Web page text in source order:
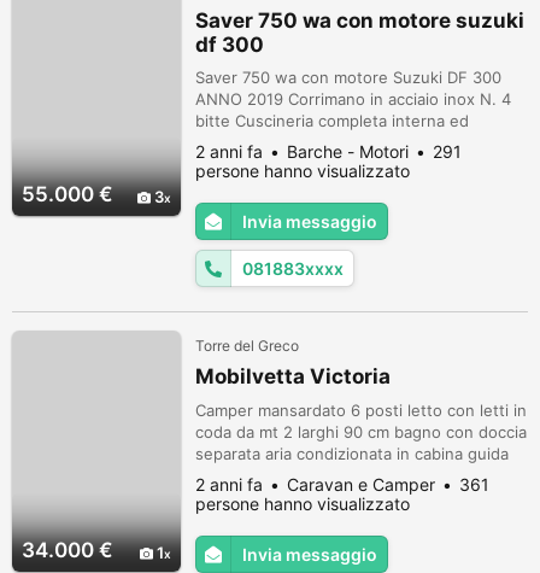
55.000 € 3
Saver 750 wa con motore suzuki
df 300
Saver 750 wa con motore Suzuki DF 300
ANNO 2019 Corrimano in acciaio inox N. 4
bitte Cuscineria completa interna ed
esterna Volante Pannello elettrico con
interruttori e fusibili separati Musone di
prua Parabrezza N. 3 anelli alaggio N. 2
tasche laterali portaoggetti Sedile guida a 2
postazioni abbattibile con pavone
sottostante Lavandino sotto sedile guida ...
2 anni fa Barche - Motori
291
persone hanno visualizzato
Invia messaggio
081883xxxx
34.000 € 1
Torre del Greco
Mobilvetta Victoria
Camper mansardato 6 posti letto con letti in
coda da mt 2 larghi 90 cm bagno con doccia
separata aria condizionata in cabina guida
turbovent centrale e due aperture a soffitto
vano x due bombole tv a scomparsa dinetta
trasformabile a letto matrimoniale mobili in
perfette condizioni vetri + zanzariere
integre collaudi effettuati nel 2023 cambio
2 anni fa Caravan e Camper
361
persone hanno visualizzato
Invia messaggio